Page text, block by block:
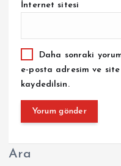
İnternet sitesi
Daha sonraki
e-posta adresim ve
kaydedilsin.
Ara